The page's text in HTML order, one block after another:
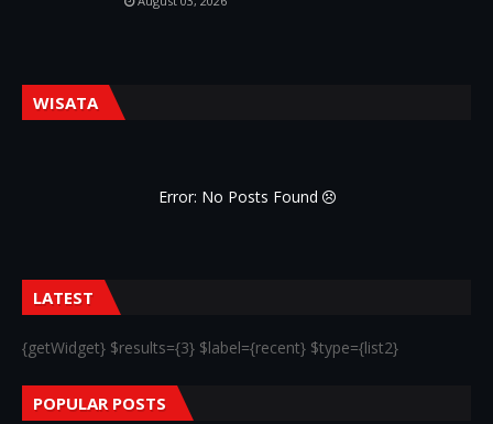
WISATA
Error: No Posts Found
LATEST
{getWidget} $results={3} $label={recent} $type={list2}
POPULAR POSTS